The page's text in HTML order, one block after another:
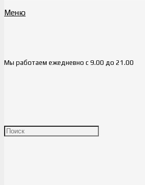
Мы работаем ежедневно с 9.00 до 21.00
Меню